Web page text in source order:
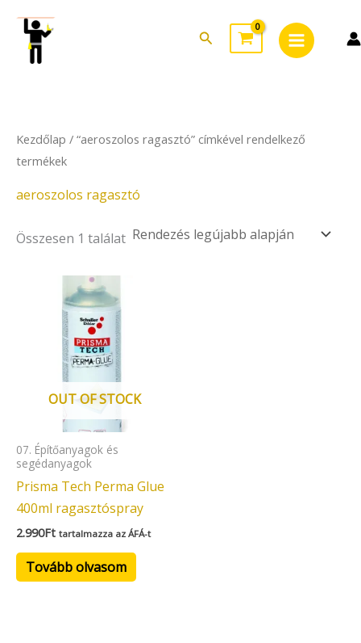
content
Search
Menu
Kezdőlap / “aeroszolos ragasztó” címkével rendelkező
termékek
aeroszolos ragasztó
Összesen 1 találat
OUT OF STOCK
07. Építőanyagok és
segédanyagok
Prisma Tech Perma Glue
400ml ragasztóspray
2.990Ft tartalmazza az ÁFÁ-t
Tovább olvasom